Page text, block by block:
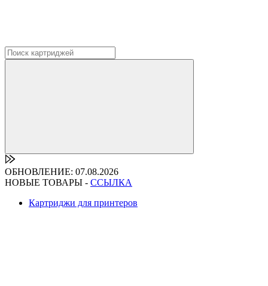
ОБНОВЛЕНИЕ: 07.08.2026
НОВЫЕ ТОВАРЫ - ССЫЛКА
Картриджи для принтеров